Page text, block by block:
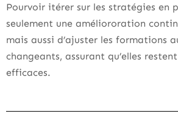
Pourvoir itérer sur les stratégies en
seulement une améliororation
mais aussi d’ajuster les formations
changeants, assurant qu’elles
efficaces.